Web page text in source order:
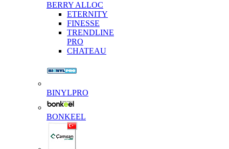
BERRY ALLOC
ETERNITY
FINESSE
TRENDLINE
PRO
CHATEAU
BINYLPRO
BONKEEL